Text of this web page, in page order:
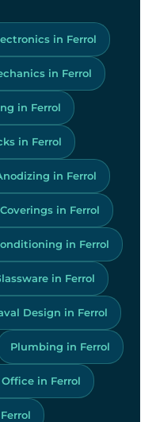
in Ferrol
in Ferrol
in Ferrol
in Ferrol
in Ferrol
in Ferrol
in Ferrol
in Ferrol
Design in Ferrol
Plumbing in Ferrol
in Ferrol